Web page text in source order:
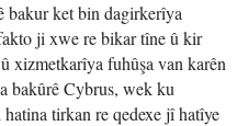
bakur ket bin dagirkerîya
ji xwe re bikar tîne û kir
xizmetkarîya fuhûşa van karên
bakûrê Cybrus, wek ku
tirkan re qedexe jî hatîye